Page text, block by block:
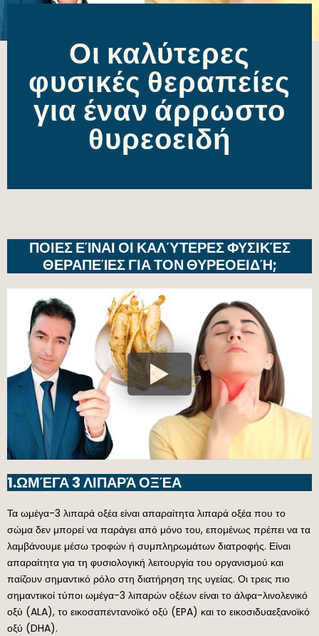
Οι καλύτερες
φυσικές θεραπείες
για έναν άρρωστο
θυρεοειδή
ΠΟΙΕΣ ΕΊΝΑΙ ΟΙ ΚΑΛΎΤΕΡΕΣ ΦΥΣΙΚΈΣ
ΘΕΡΑΠΕΊΕΣ ΓΙΑ ΤΟΝ ΘΥΡΕΟΕΙΔΉ;
1.ΩΜΈΓΑ 3 ΛΙΠΑΡΆ ΟΞΈΑ
Τα ωμέγα-3 λιπαρά οξέα είναι απαραίτητα λιπαρά οξέα που το
σώμα δεν μπορεί να παράγει από μόνο του, επομένως πρέπει να τα
λαμβάνουμε μέσω τροφών ή συμπληρωμάτων διατροφής. Είναι
απαραίτητα για τη φυσιολογική λειτουργία του οργανισμού και
παίζουν σημαντικό ρόλο στη διατήρηση της υγείας. Οι τρεις πιο
σημαντικοί τύποι ωμέγα-3 λιπαρών οξέων είναι το άλφα-λινολενικό
οξύ (ALA), το εικοσαπεντανοϊκό οξύ (EPA) και το εικοσιδυαεξανοϊκό
οξύ (DHA).